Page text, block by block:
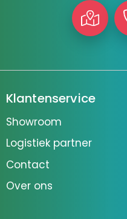
Klantenservice
Showroom
Logistiek partner
Contact
Over ons